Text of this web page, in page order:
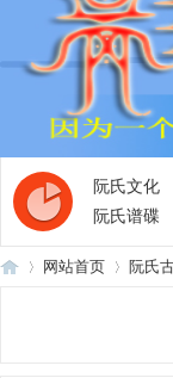
阮氏文化
阮氏谱碟
网站首页 阮氏